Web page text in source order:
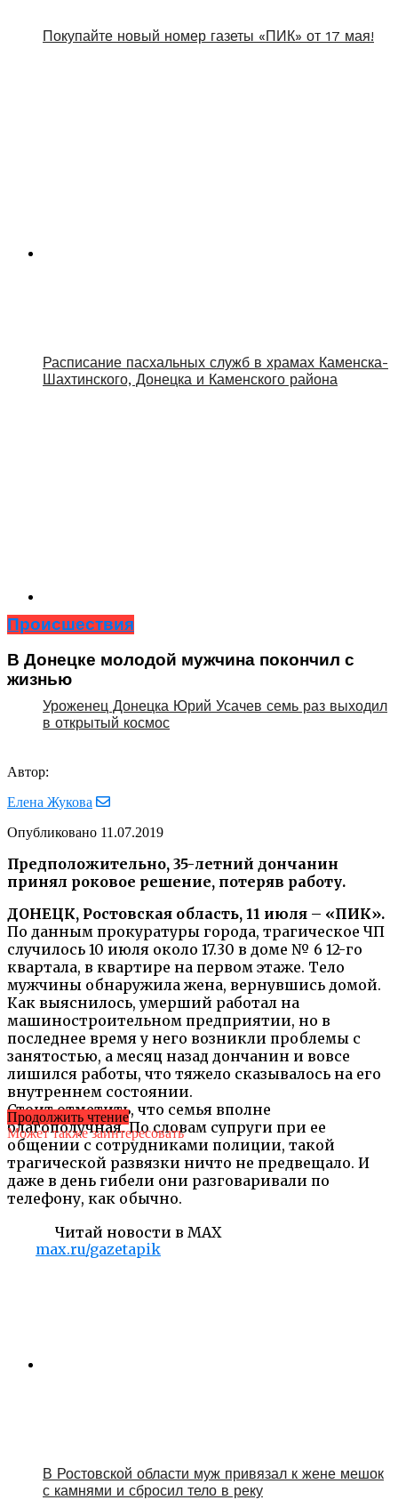
Покупайте новый номер газеты «ПИК» от 17 мая!
Расписание пасхальных служб в храмах Каменска-
Шахтинского, Донецка и Каменского района
Уроженец Донецка Юрий Усачев семь раз выходил
в открытый космос
Происшествия
В Донецке молодой мужчина покончил с
жизнью
Автор:
Елена Жукова
Опубликовано 11.07.2019
Предположительно, 35-летний дончанин
принял роковое решение, потеряв работу.
ДОНЕЦК, Ростовская область, 11 июля – «ПИК».
По данным прокуратуры города, трагическое ЧП
случилось 10 июля около 17.30 в доме № 6 12-го
квартала, в квартире на первом этаже. Тело
мужчины обнаружила жена, вернувшись домой.
Как выяснилось, умерший работал на
машиностроительном предприятии, но в
последнее время у него возникли проблемы с
занятостью, а месяц назад дончанин и вовсе
лишился работы, что тяжело сказывалось на его
внутреннем состоянии.
Стоит отметить, что семья вполне
благополучная. По словам супруги при ее
общении с сотрудниками полиции, такой
трагической развязки ничто не предвещало. И
даже в день гибели они разговаривали по
телефону, как обычно.
Читай новости в MAX
max.ru/gazetapik
Продолжить чтение
Может также заинтересовать
В Ростовской области муж привязал к жене мешок
с камнями и сбросил тело в реку